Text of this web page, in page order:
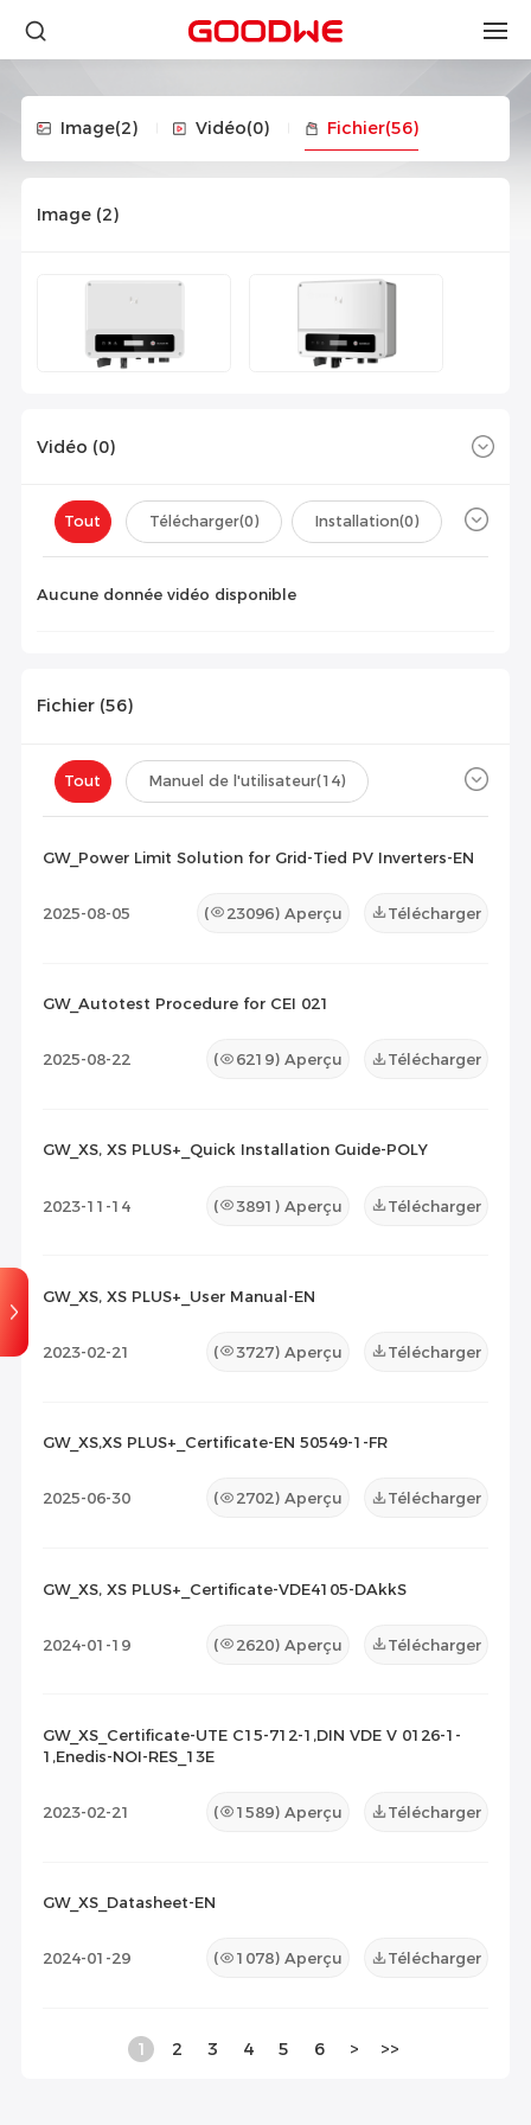
Image(2) Vidéo(0) Fichier(56)
Image (2)
Vidéo (0)
Tout Télécharger(0) Installation(0)
Aucune donnée vidéo disponible
Fichier (56)
Tout Manuel de l'utilisateur(14)
GW_Power Limit Solution for Grid-Tied PV Inverters-EN
2025-08-05 ( 23096) Aperçu Télécharger
GW_Autotest Procedure for CEI 021
2025-08-22 ( 6219) Aperçu Télécharger
GW_XS, XS PLUS+_Quick Installation Guide-POLY
2023-11-14 ( 3891 ) Aperçu Télécharger
GW_XS, XS PLUS+_User Manual-EN
2023-02-21 ( 3727) Aperçu Télécharger
GW_XS,XS PLUS+_Certificate-EN 50549-1-FR
2025-06-30 ( 2702) Aperçu Télécharger
GW_XS, XS PLUS+_Certificate-VDE4105-DAkkS
2024-01-19 ( 2620) Aperçu Télécharger
GW_XS_Certificate-UTE C15-712-1,DIN VDE V 0126-1-
1,Enedis-NOI-RES_13E
2023-02-21 ( 1589) Aperçu Télécharger
GW_XS_Datasheet-EN
2024-01-29 ( 1078) Aperçu Télécharger
1 2 3 4 5 6 > >>